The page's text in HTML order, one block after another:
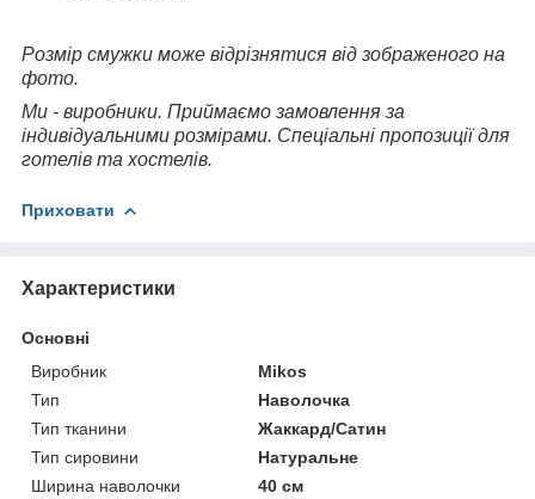
Розмір смужки може відрізнятися від зображеного на
фото.
Ми - виробники. Приймаємо замовлення за
індивідуальними розмірами. Спеціальні пропозиції для
готелів та хостелів.
Приховати
Характеристики
Основні
Виробник
Mikos
Тип
Наволочка
Тип тканини
Жаккард/Сатин
Тип сировини
Натуральне
Ширина наволочки
40 см